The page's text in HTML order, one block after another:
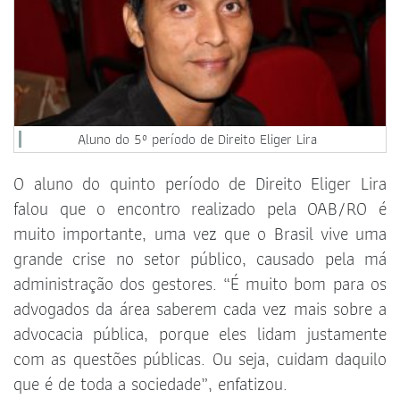
Aluno do 5º período de Direito Eliger Lira
O aluno do quinto período de Direito Eliger Lira
falou que o encontro realizado pela OAB/RO é
muito importante, uma vez que o Brasil vive uma
grande crise no setor público, causado pela má
administração dos gestores. “É muito bom para os
advogados da área saberem cada vez mais sobre a
advocacia pública, porque eles lidam justamente
com as questões públicas. Ou seja, cuidam daquilo
que é de toda a sociedade”, enfatizou.